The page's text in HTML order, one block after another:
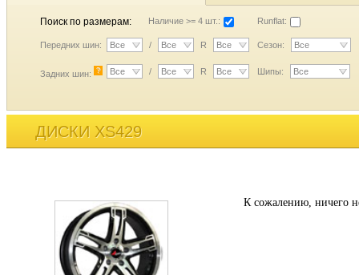
Поиск по размерам: Наличие >= 4 шт.: Runflat:
Передних шин: Все / Все R Все Сезон: Все
Задних шин: ? Все / Все R Все Шипы: Все
ДИСКИ XS429
К сожалению, ничего